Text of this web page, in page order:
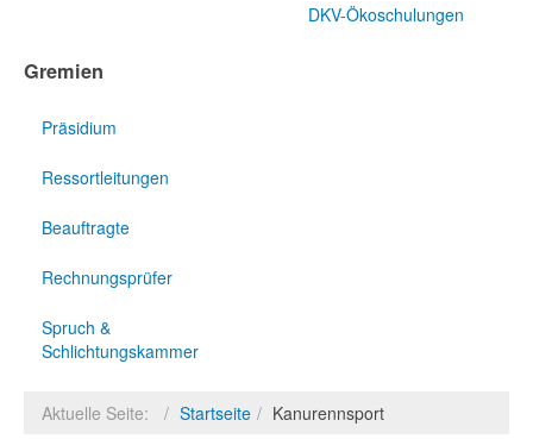
DKV-Ökoschulungen
Gremien
Präsidium
Ressortleitungen
Beauftragte
Rechnungsprüfer
Spruch &
Schlichtungskammer
Aktuelle Seite: Startseite Kanurennsport